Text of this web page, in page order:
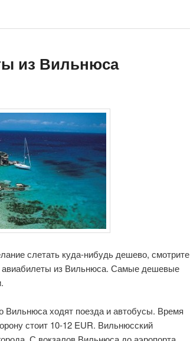
из Вильнюса
слетать куда-нибудь дешево, смотрите
из Вильнюса. Самые дешевые
Вильнюса ходят поезда и автобусы. Время
стоит 10-12 EUR. Вильнюсский